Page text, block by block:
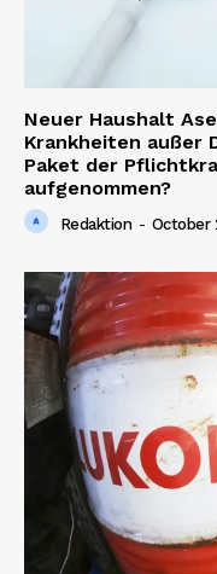
Neuer Haushalt
Krankheiten außer
Paket der
aufgenommen?
Redaktion - October